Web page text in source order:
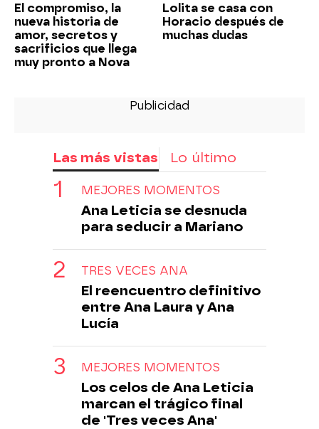
El compromiso, la
nueva historia de
amor, secretos y
sacrificios que llega
muy pronto a Nova
Lolita se casa con
Horacio después de
muchas dudas
Las más vistas Lo último
MEJORES MOMENTOS
Ana Leticia se desnuda
para seducir a Mariano
TRES VECES ANA
El reencuentro definitivo
entre Ana Laura y Ana
Lucía
MEJORES MOMENTOS
Los celos de Ana Leticia
marcan el trágico final
de 'Tres veces Ana'